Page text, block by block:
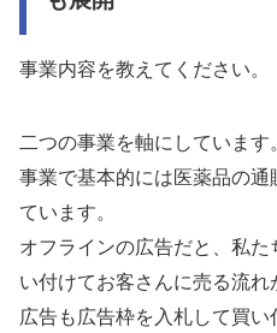
事業内容を教えてください。
二つの事業を軸にしていま
事業で基本的には医薬品の
ています。
オフラインの広告だと、私
い付けてお客さんに売る流
広告も広告枠を入札して買